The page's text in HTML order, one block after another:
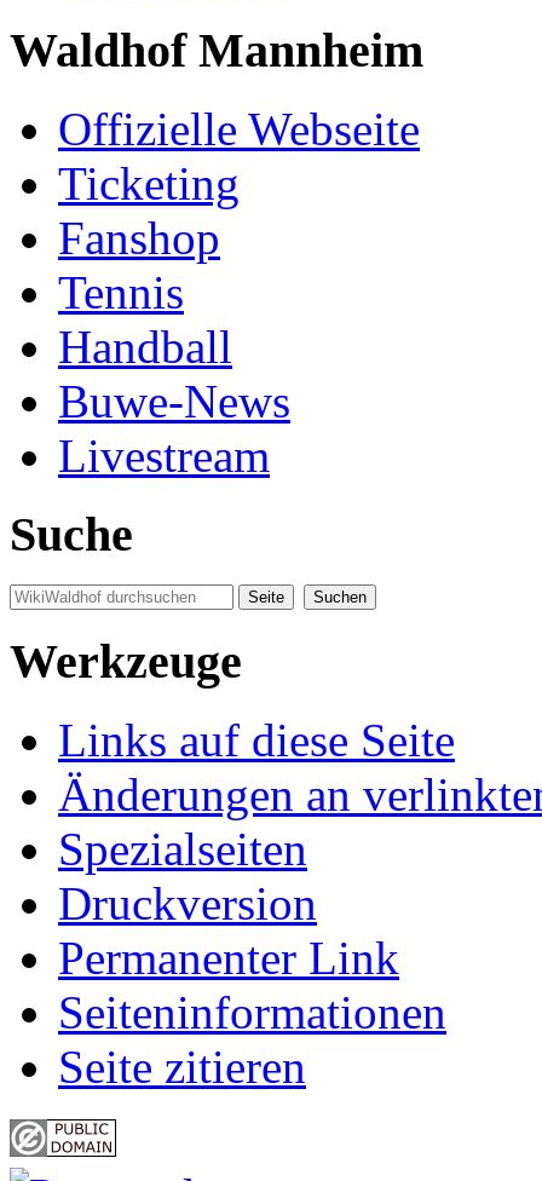
Waldhof Mannheim
Offizielle Webseite
Ticketing
Fanshop
Tennis
Handball
Buwe-News
Livestream
Suche
Werkzeuge
Links auf diese Seite
Änderungen an
Spezialseiten
Druckversion
Permanenter Link
Seiten­informationen
Seite zitieren